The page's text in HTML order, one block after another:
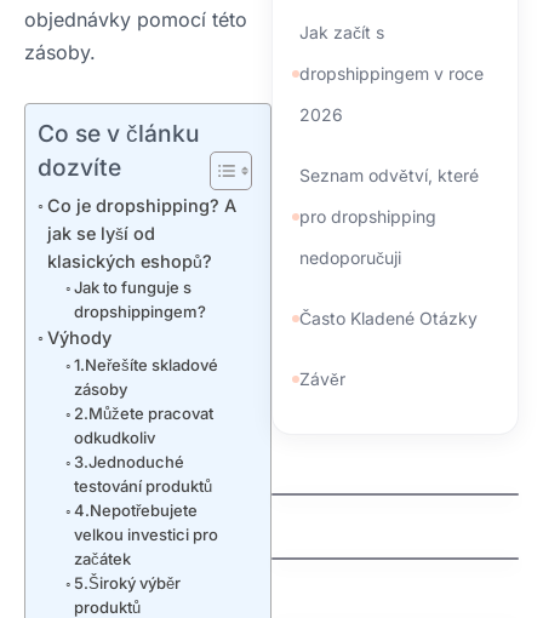
objednávky pomocí této
zásoby.
Co se v článku
dozvíte
Co je dropshipping? A
jak se lyší od
klasických eshopů?
Jak to funguje s
dropshippingem?
Výhody
1.Neřešíte skladové
zásoby
2.Můžete pracovat
odkudkoliv
3.Jednoduché
testování produktů
4.Nepotřebujete
velkou investici pro
začátek
5.Široký výběr
produktů
Jak začít s
dropshippingem v roce
2026
Seznam odvětví, které
pro dropshipping
nedoporučuji
Často Kladené Otázky
Závěr